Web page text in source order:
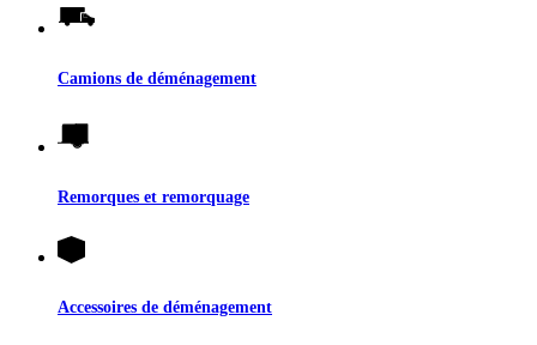
Camions de déménagement
Remorques et remorquage
Accessoires de déménagement